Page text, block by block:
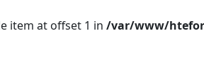
item at offset 1 in /var/www/